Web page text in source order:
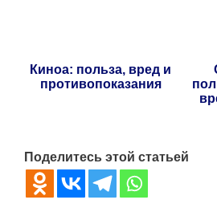
Киноа: польза, вред и
противопоказания
Поделитесь этой статьей